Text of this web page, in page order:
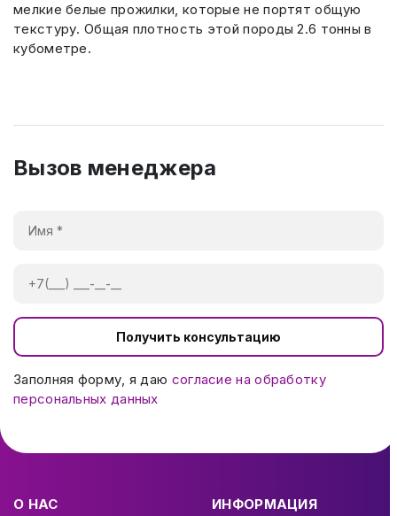
мелкие белые прожилки, которые не портят общую
текстуру. Общая плотность этой породы 2.6 тонны в
кубометре.
Вызов менеджера
Получить консультацию
Заполняя форму, я даю согласие на обработку
персональных данных
О НАС ИНФОРМАЦИЯ